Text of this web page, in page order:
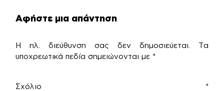
Αφήστε μια απάντηση
Η ηλ. διεύθυνση σας δεν δημοσιεύεται.
Τα
υποχρεωτικά πεδία σημειώνονται με *
Σχόλιο *